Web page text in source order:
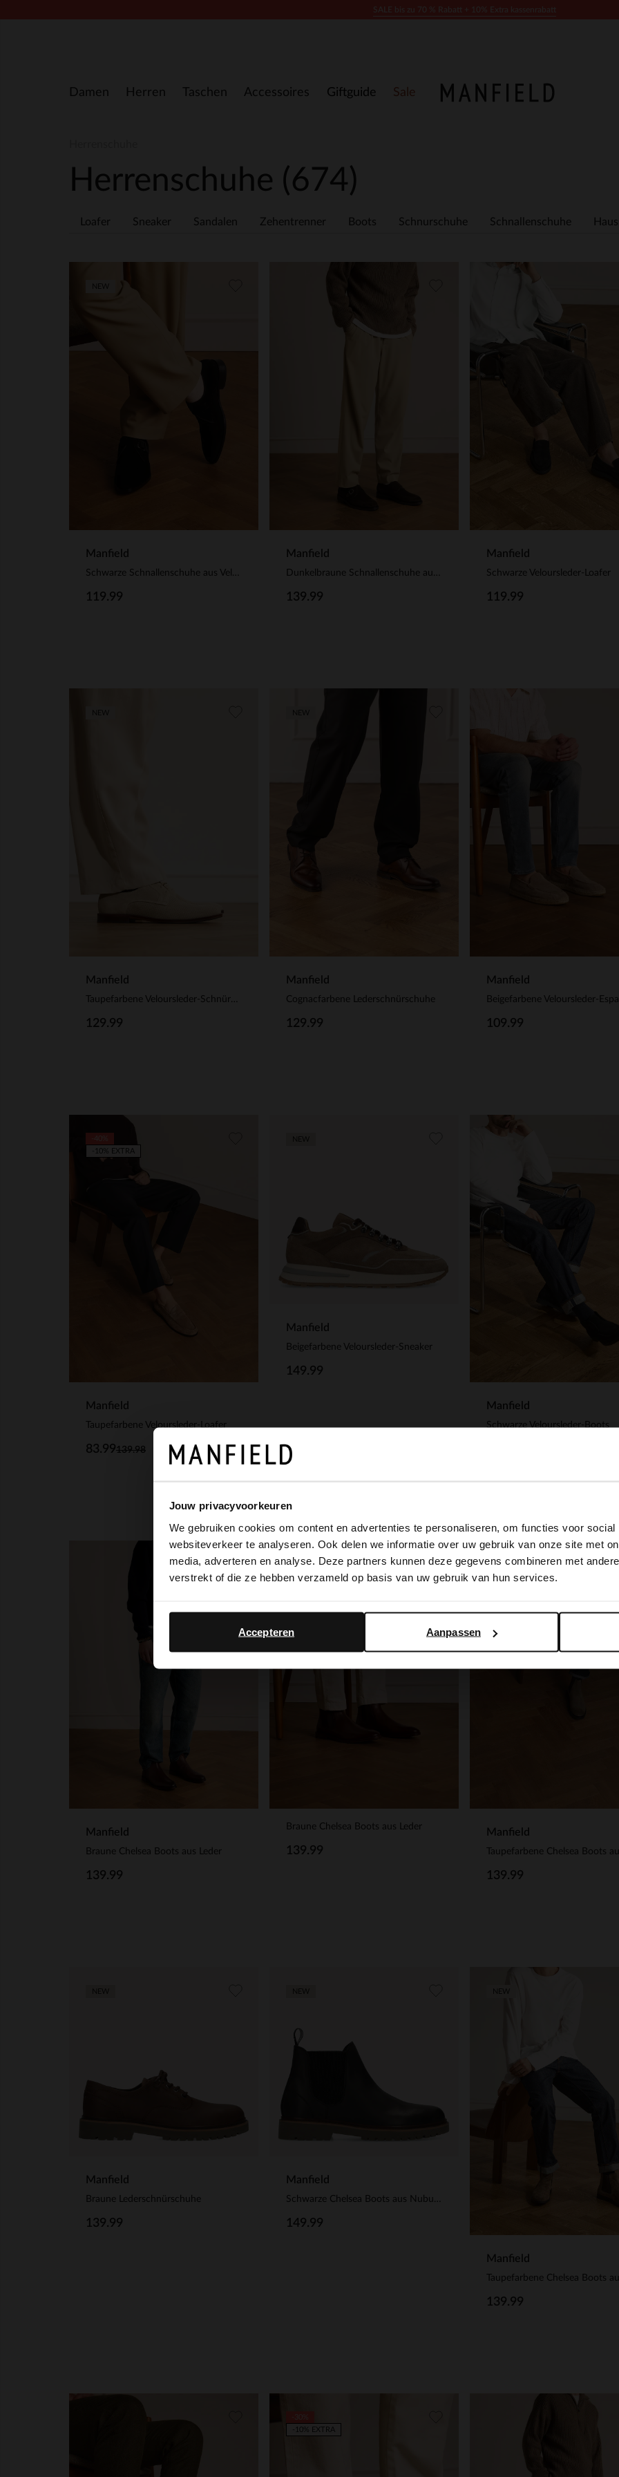
Jouw privacyvoorkeuren
We gebruiken cookies om content en advertenties te personaliseren, om functies voor
websiteverkeer te analyseren. Ook delen we informatie over uw gebruik van onze site met
media, adverteren en analyse. Deze partners kunnen deze gegevens combineren met
verstrekt of die ze hebben verzameld op basis van uw gebruik van hun services.
Aanpassen
Accepteren
Damen Herren Taschen Accessoires Giftguide Sale
Herrenschuhe (674)
Loafer Sneaker Sandalen Zehentrenner Boots Schnurschuhe Schnallenschuhe
Manfield
119.99
Manfield
139.99
Manfield
Schwarze Veloursleder-Loafer
119.99
Manfield
129.99
Manfield
Cognacfarbene Lederschnürschuhe
129.99
Manfield
109.99
Manfield
Taupefarbene Veloursleder-Loafer
139.98
83.99
-10% EXTRA
Manfield
Beigefarbene Veloursleder-Sneaker
149.99
Manfield
Schwarze Veloursleder-Boots
Manfield
Braune Chelsea Boots aus Leder
139.99
Braune Chelsea Boots aus Leder
139.99
NEW
Manfield
139.99
Manfield
Braune Lederschnürschuhe
139.99
Manfield
Schwarze Chelsea Boots aus Nubukleder
149.99
Manfield
139.99
-10% EXTRA
It looks like your language isn't Dutch. Would you like to